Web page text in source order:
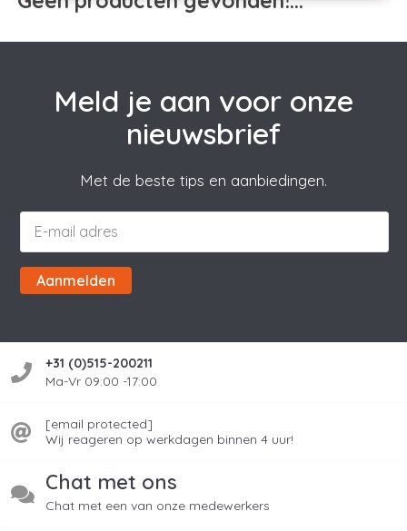
Meld je aan voor onze
nieuwsbrief
Met de beste tips en aanbiedingen.
Aanmelden
+31 (0)515-200211
Ma-Vr 09:00 -17:00
[email protected]
Wij reageren op werkdagen binnen 4 uur!
Chat met ons
Chat met een van onze medewerkers